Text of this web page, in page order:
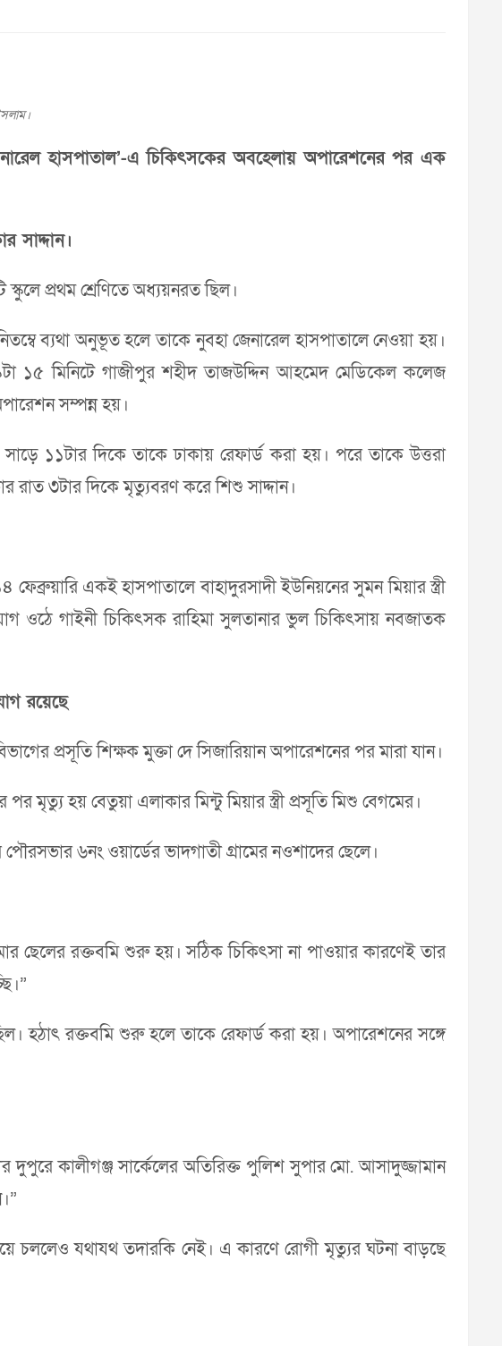
হাসপাতাল’-এ চিকিৎসকের অবহেলায় অপারেশনের পর এক
সাদ্দান।
প্রথম শ্রেণিতে অধ্যয়নরত ছিল।
ব্যথা অনুভূত হলে তাকে নুবহা জেনারেল হাসপাতালে নেওয়া হয়।
১৫ মিনিটে গাজীপুর শহীদ তাজউদ্দিন আহমেদ মেডিকেল কলেজ
সম্পন্ন হয়।
১১টার দিকে তাকে ঢাকায় রেফার্ড করা হয়। পরে তাকে উত্তরা
রাত ৩টার দিকে মৃত্যুবরণ করে শিশু সাদ্দান।
একই হাসপাতালে বাহাদুরসাদী ইউনিয়নের সুমন মিয়ার স্ত্রী
ওঠে গাইনী চিকিৎসক রাহিমা সুলতানার ভুল চিকিৎসায় নবজাতক
রয়েছে
প্রসূতি শিক্ষক মুক্তা দে সিজারিয়ান অপারেশনের পর মারা যান।
হয় বেতুয়া এলাকার মিন্টু মিয়ার স্ত্রী প্রসূতি মিশু বেগমের।
৬নং ওয়ার্ডের ভাদগাতী গ্রামের নওশাদের ছেলে।
ছেলের রক্তবমি শুরু হয়। সঠিক চিকিৎসা না পাওয়ার কারণেই তার
হঠাৎ রক্তবমি শুরু হলে তাকে রেফার্ড করা হয়। অপারেশনের সঙ্গে
কালীগঞ্জ সার্কেলের অতিরিক্ত পুলিশ সুপার মো. আসাদুজ্জামান
চললেও যথাযথ তদারকি নেই। এ কারণে রোগী মৃত্যুর ঘটনা বাড়ছে